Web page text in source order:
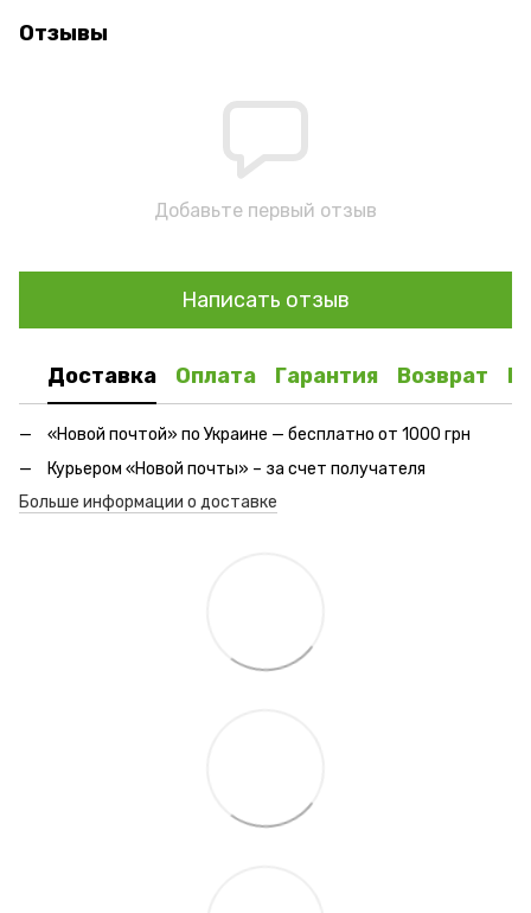
Отзывы
Добавьте первый отзыв
Написать отзыв
Доставка Оплата Гарантия Возврат
«Новой почтой» по Украине — бесплатно от 1000 грн
Курьером «Новой почты» – за счет получателя
Больше информации о доставке